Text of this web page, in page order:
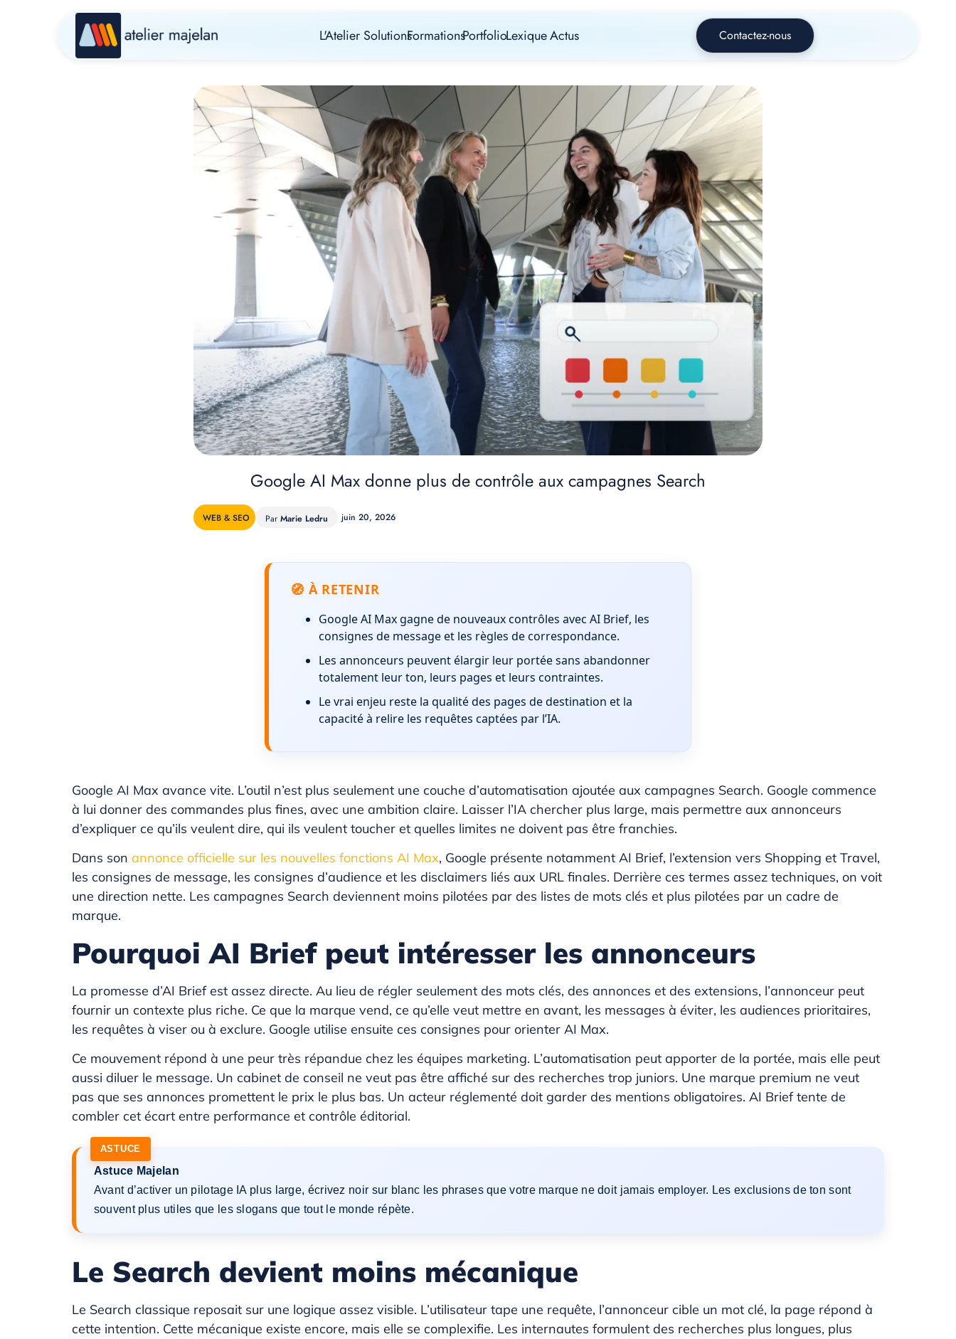
L'Atelier SolutionsFormationsPortfolioLexiqueActus Contactez-nous
Google AI Max donne plus de contrôle aux campagnes Search
WEB & SEO Marie Ledru juin 20, 2026
À RETENIR
Google AI Max gagne de nouveaux contrôles avec AI Brief, les
consignes de message et les règles de correspondance.
Les annonceurs peuvent élargir leur portée sans abandonner
totalement leur ton, leurs pages et leurs contraintes.
Le vrai enjeu reste la qualité des pages de destination et la
capacité à relire les requêtes captées par l’IA.
Google AI Max avance vite. L’outil n’est plus seulement une couche d’automatisation ajoutée aux campagnes Search. Google commence
à lui donner des commandes plus fines, avec une ambition claire. Laisser l’IA chercher plus large, mais permettre aux annonceurs
d’expliquer ce qu’ils veulent dire, qui ils veulent toucher et quelles limites ne doivent pas être franchies.
Dans son annonce officielle sur les nouvelles fonctions AI Max, Google présente notamment AI Brief, l’extension vers Shopping et Travel,
les consignes de message, les consignes d’audience et les disclaimers liés aux URL finales. Derrière ces termes assez techniques, on voit
une direction nette. Les campagnes Search deviennent moins pilotées par des listes de mots clés et plus pilotées par un cadre de
marque.
Pourquoi AI Brief peut intéresser les annonceurs
La promesse d’AI Brief est assez directe. Au lieu de régler seulement des mots clés, des annonces et des extensions, l’annonceur peut
fournir un contexte plus riche. Ce que la marque vend, ce qu’elle veut mettre en avant, les messages à éviter, les audiences prioritaires,
les requêtes à viser ou à exclure. Google utilise ensuite ces consignes pour orienter AI Max.
Ce mouvement répond à une peur très répandue chez les équipes marketing. L’automatisation peut apporter de la portée, mais elle peut
aussi diluer le message. Un cabinet de conseil ne veut pas être affiché sur des recherches trop juniors. Une marque premium ne veut
pas que ses annonces promettent le prix le plus bas. Un acteur réglementé doit garder des mentions obligatoires. AI Brief tente de
combler cet écart entre performance et contrôle éditorial.
Astuce Majelan
Avant d’activer un pilotage IA plus large, écrivez noir sur blanc les phrases que votre marque ne doit jamais employer. Les exclusions de ton sont
souvent plus utiles que les slogans que tout le monde répète.
Le Search devient moins mécanique
Le Search classique reposait sur une logique assez visible. L’utilisateur tape une requête, l’annonceur cible un mot clé, la page répond à
cette intention. Cette mécanique existe encore, mais elle se complexifie. Les internautes formulent des recherches plus longues, plus